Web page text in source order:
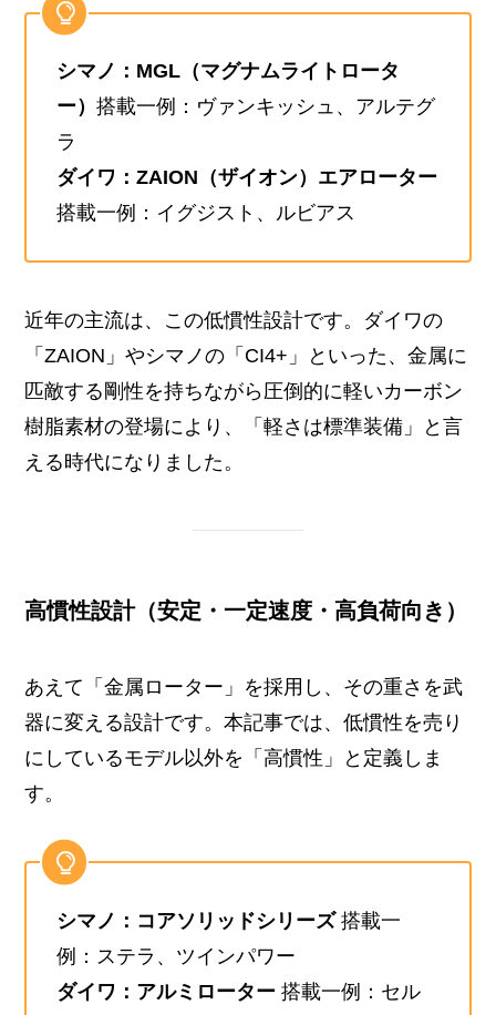
シマノ：MGL（マグナムライトロータ
ー）搭載一例：ヴァンキッシュ、アルテグ
ラ
ダイワ：ZAION（ザイオン）エアローター
搭載一例：イグジスト、ルビアス
近年の主流は、この低慣性設計です。ダイワの
「ZAION」やシマノの「CI4+」といった、金属に
匹敵する剛性を持ちながら圧倒的に軽いカーボン
樹脂素材の登場により、「軽さは標準装備」と言
える時代になりました。
高慣性設計（安定・一定速度・高負荷向き）
あえて「金属ローター」を採用し、その重さを武
器に変える設計です。本記事では、低慣性を売り
にしているモデル以外を「高慣性」と定義しま
す。
シマノ：コアソリッドシリーズ搭載一
例：ステラ、ツインパワー
ダイワ：アルミローター 搭載一例：セル